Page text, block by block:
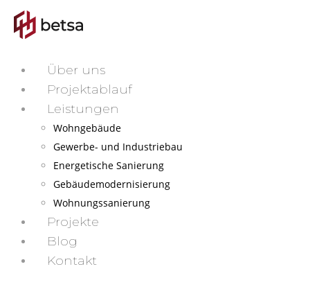
Über uns
Projektablauf
Leistungen
Wohngebäude
Gewerbe- und Industriebau
Energetische Sanierung
Gebäudemodernisierung
Wohnungssanierung
Projekte
Blog
Kontakt